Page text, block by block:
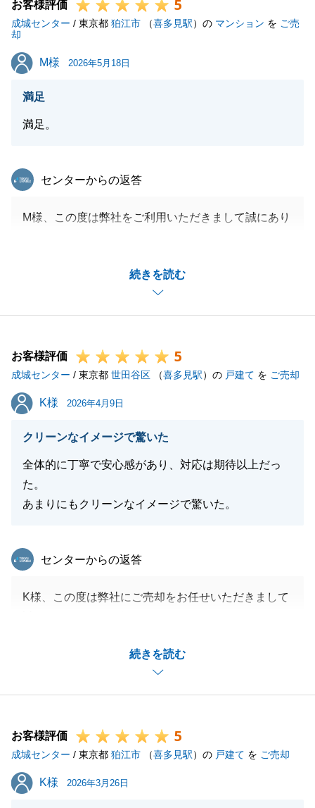
していただければと存じておりますので、身の回りで
不動産のことにお困りの方がもしいらっしゃれば
お客様評価 5
成城センター / 東京都 狛江市 （喜多見駅）の マンション を ご売
却
M様
M様 2026年5月18日
満足
満足。
続きを読む
東急リバブル
センターからの返答
M様、この度は弊社をご利用いただきまして誠にあり
今後も多くのお客様のお力になれるよう社員一同精進
してまいります。
連絡いただけますと幸いです。
引き続き末永いお付き合いのほどよろしくお願い申し
上げます。
お客様評価 5
成城センター / 東京都 世田谷区 （喜多見駅）の 戸建て を ご売却
K様
K様 2026年4月9日
クリーンなイメージで驚いた
全体的に丁寧で安心感があり、対応は期待以上だっ
た。
あまりにもクリーンなイメージで驚いた。
続きを読む
東急リバブル
センターからの返答
K様、この度は弊社にご売却をお任せいただきまして
K様が丁寧にご自宅を使用されていたからだと思いま
す。
いです。
お客様評価 5
成城センター / 東京都 狛江市 （喜多見駅）の 戸建て を ご売却
K様
K様 2026年3月26日